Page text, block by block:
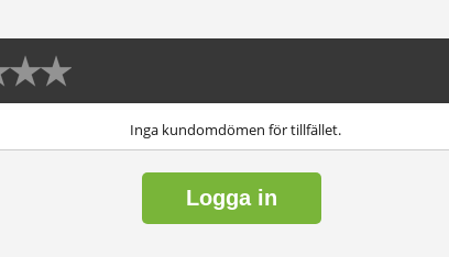
Inga kundomdömen för tillfället.
Logga in